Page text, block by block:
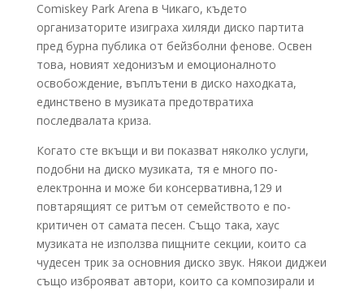
Comiskey Park Arena в Чикаго, където
организаторите изиграха хиляди диско партита
пред бурна публика от бейзболни фенове. Освен
това, новият хедонизъм и емоционалното
освобождение, въплътени в диско находката,
единствено в музиката предотвратиха
последвалата криза.
Когато сте вкъщи и ви показват няколко услуги,
подобни на диско музиката, тя е много по-
електронна и може би консервативна,129 и
повтарящият се ритъм от семейството е по-
критичен от самата песен. Също така, хаус
музиката не използва пищните секции, които са
чудесен трик за основния диско звук. Някои диджеи
също изброяват автори, които са композирали и